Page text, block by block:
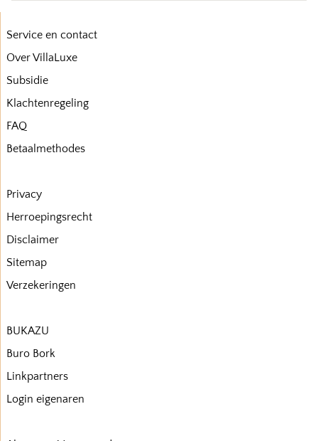
Service en contact
Over VillaLuxe
Subsidie
Klachtenregeling
FAQ
Betaalmethodes
Privacy
Herroepingsrecht
Disclaimer
Sitemap
Verzekeringen
BUKAZU
Buro Bork
Linkpartners
Login eigenaren